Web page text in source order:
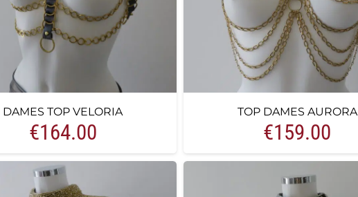
DAMES TOP VELORIA
€164.00
TOP DAMES AURORA
€159.00